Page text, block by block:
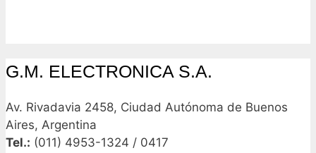
G.M. ELECTRONICA S.A.
Av. Rivadavia 2458, Ciudad Autónoma de Buenos
Aires, Argentina
Tel.: (011) 4953-1324 / 0417